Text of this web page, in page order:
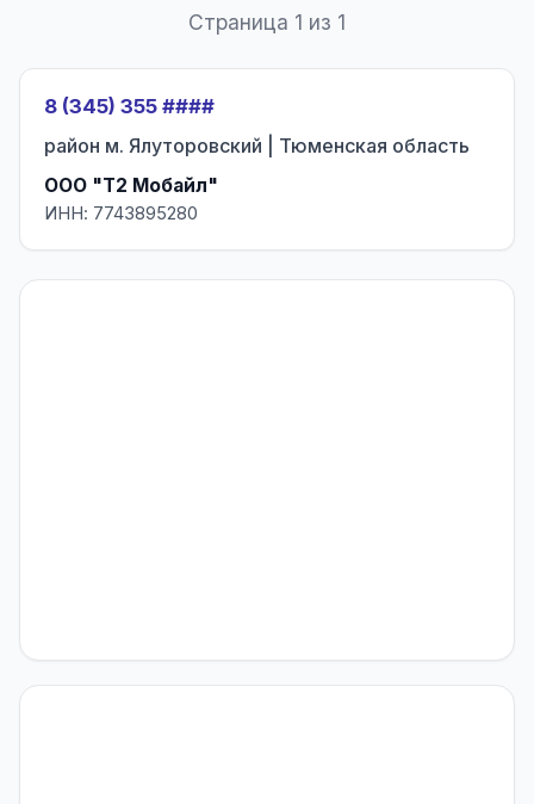
Страница 1 из 1
8 (345) 355 ####
район м. Ялуторовский | Тюменская область
ООО "Т2 Мобайл"
ИНН: 7743895280